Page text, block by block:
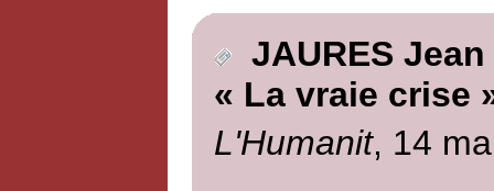
JAURES Jean
« La vraie crise
L'Humanit, 14